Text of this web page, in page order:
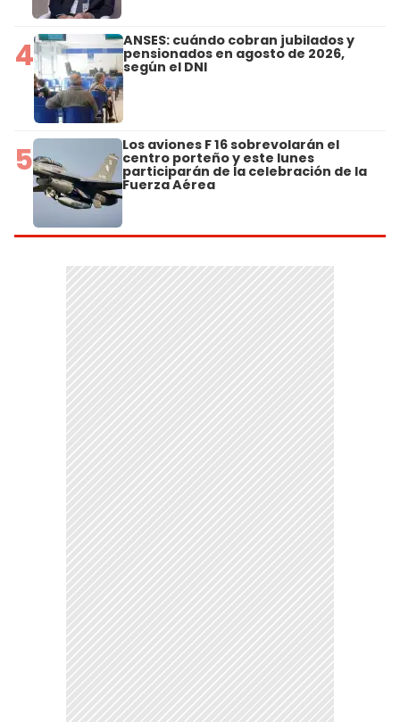
4 ANSES: cuándo cobran jubilados y
pensionados en agosto de 2026,
según el DNI
5 Los aviones F 16 sobrevolarán el
centro porteño y este lunes
participarán de la celebración de la
Fuerza Aérea